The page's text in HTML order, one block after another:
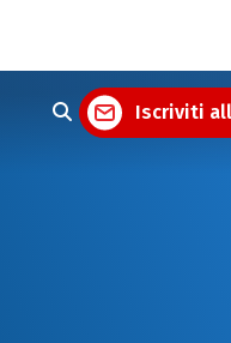
Iscriviti